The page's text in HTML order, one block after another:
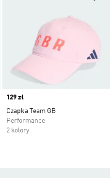
Price
129 zł
Czapka Team GB
Performance
2 kolory